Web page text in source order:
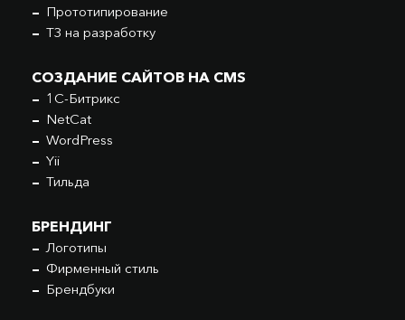
Прототипирование
ТЗ на разработку
СОЗДАНИЕ САЙТОВ НА CMS
1С-Битрикс
NetCat
WordPress
Yii
Тильда
БРЕНДИНГ
Логотипы
Фирменный стиль
Брендбуки